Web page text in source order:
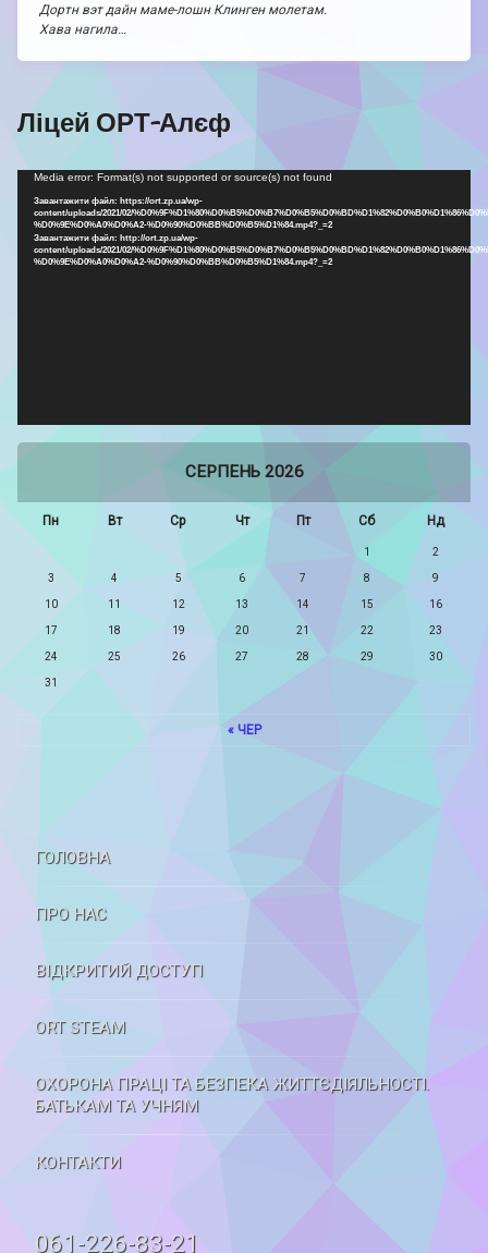
Дортн вэт дайн маме-лошн Клинген молетам.
Хава нагила…
Ліцей ОРТ-Алєф
Відеопрогравач
Media error: Format(s) not supported or source(s) not found
Завантажити файл: https://ort.zp.ua/wp-
content/uploads/2021/02/
%D0%9E%D0%A0%D0%A2-%D0%90%D0%BB%D0%B5%D1%84.mp4?_=2
Завантажити файл: http://ort.zp.ua/wp-
content/uploads/2021/02/
%D0%9E%D0%A0%D0%A2-%D0%90%D0%BB%D0%B5%D1%84.mp4?_=2
СЕРПЕНЬ 2026
Пн Вт Ср Чт Пт Сб Нд
1 2
3 4 5 6 7 8 9
10 11 12 13 14 15 16
17 18 19 20 21 22 23
24 25 26 27 28 29 30
31
« ЧЕР
ГОЛОВНА
ПРО НАС
ВІДКРИТИЙ ДОСТУП
ORT STEAM
ОХОРОНА ПРАЦІ ТА БЕЗПЕКА ЖИТТЄДІЯЛЬНОСТІ.
БАТЬКАМ ТА УЧНЯМ
КОНТАКТИ
Tel:
061-226-83-21